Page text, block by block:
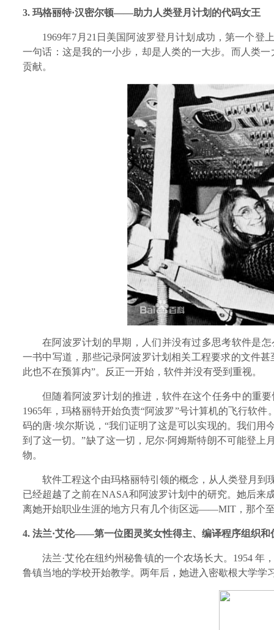
3. 玛格丽特·汉密尔顿——助力人类登月计划的代码女王
1969年7月21日 美国阿波罗登月计划成功，第一个登
一句话：这是我的一小步，却是人类的一大步。而人类
贡献。
在阿波罗计划的早期，人们并没有过多思考软件是
一书中写道，那些记录阿波罗计划相关工程要求的文件
此也不在预算内”。反正一开始，软件并没有受到重视。
但随着阿波罗计划的推进，软件在这个任务中的重
1965年，玛格丽特开始负责“阿波罗”号计算机的飞行软件
码的唐·埃尔斯说，“我们证明了这是可以实现的。我们
到了这一切。”缺了这一切，尼尔·阿姆斯特朗不可能登
物。
软件工程这个由玛格丽特引领的概念，从人类登月到
已经超越了之前在NASA和阿波罗计划中的研究。她后来
离她开始职业生涯的地方只有几个街区远——MIT，那个
4. 法兰·艾伦——第一位图灵奖女性得主、编译程序组织和
法兰·艾伦在纽约州秘鲁镇的一个农场长大。1954 年
鲁镇当地的学校开始教学。两年后，她进入密歇根大学学